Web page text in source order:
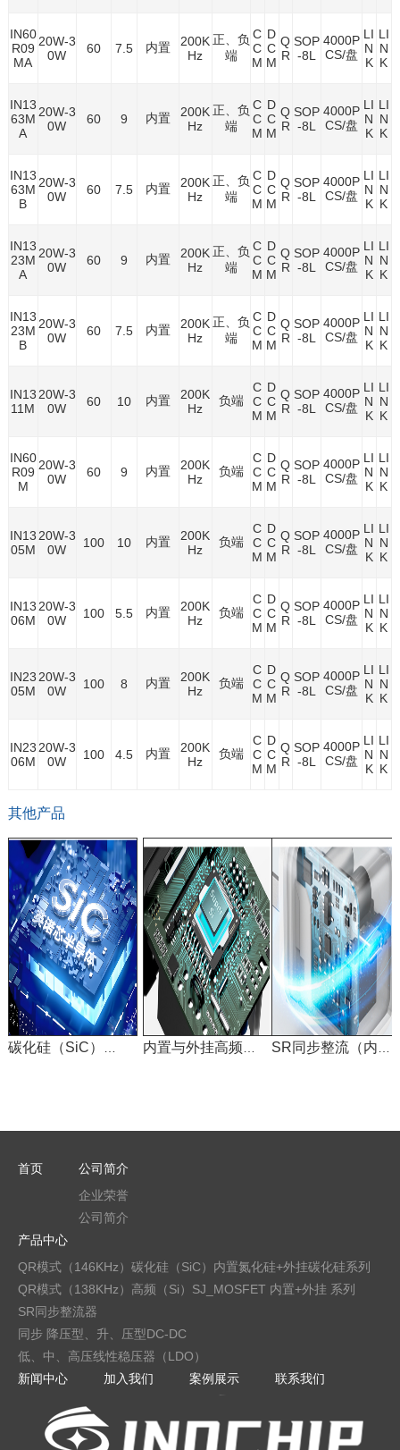
IN60
R09
MA
20W-3
0W
60 7.5 内置
200K
Hz
正、负
端
C
C
M
D
C
M
Q
R
SOP
-8L
4000P
CS/盘
LI
N
K
LI
N
K
IN13
63M
A
20W-3
0W
60 9 内置
200K
Hz
正、负
端
C
C
M
D
C
M
Q
R
SOP
-8L
4000P
CS/盘
LI
N
K
LI
N
K
IN13
63M
B
20W-3
0W
60 7.5 内置
200K
Hz
正、负
端
C
C
M
D
C
M
Q
R
SOP
-8L
4000P
CS/盘
LI
N
K
LI
N
K
IN13
23M
A
20W-3
0W
60 9 内置
200K
Hz
正、负
端
C
C
M
D
C
M
Q
R
SOP
-8L
4000P
CS/盘
LI
N
K
LI
N
K
IN13
23M
B
20W-3
0W
60 7.5 内置
200K
Hz
正、负
端
C
C
M
D
C
M
Q
R
SOP
-8L
4000P
CS/盘
LI
N
K
LI
N
K
IN13
11M
20W-3
0W
60 10 内置
200K
Hz
负端
C
C
M
D
C
M
Q
R
SOP
-8L
4000P
CS/盘
LI
N
K
LI
N
K
IN60
R09
M
20W-3
0W
60 9 内置
200K
Hz
负端
C
C
M
D
C
M
Q
R
SOP
-8L
4000P
CS/盘
LI
N
K
LI
N
K
IN13
05M
20W-3
0W
100 10 内置
200K
Hz
负端
C
C
M
D
C
M
Q
R
SOP
-8L
4000P
CS/盘
LI
N
K
LI
N
K
IN13
06M
20W-3
0W
100 5.5 内置
200K
Hz
负端
C
C
M
D
C
M
Q
R
SOP
-8L
4000P
CS/盘
LI
N
K
LI
N
K
IN23
05M
20W-3
0W
100 8 内置
200K
Hz
负端
C
C
M
D
C
M
Q
R
SOP
-8L
4000P
CS/盘
LI
N
K
LI
N
K
IN23
06M
20W-3
0W
100 4.5 内置
200K
Hz
负端
C
C
M
D
C
M
Q
R
SOP
-8L
4000P
CS/盘
LI
N
K
LI
N
K
其他产品
首页
公司简介
企业荣誉
公司简介
产品中心
QR模式（146KHz）碳化硅（SiC）内置氮化硅+外挂碳化硅系列
QR模式（138KHz）高频（Si）SJ_MOSFET 内置+外挂 系列
SR同步整流器
同步 降压型、升、压型DC-DC
低、中、高压线性稳压器（LDO）
新闻中心
加入我们 案例展示 联系我们